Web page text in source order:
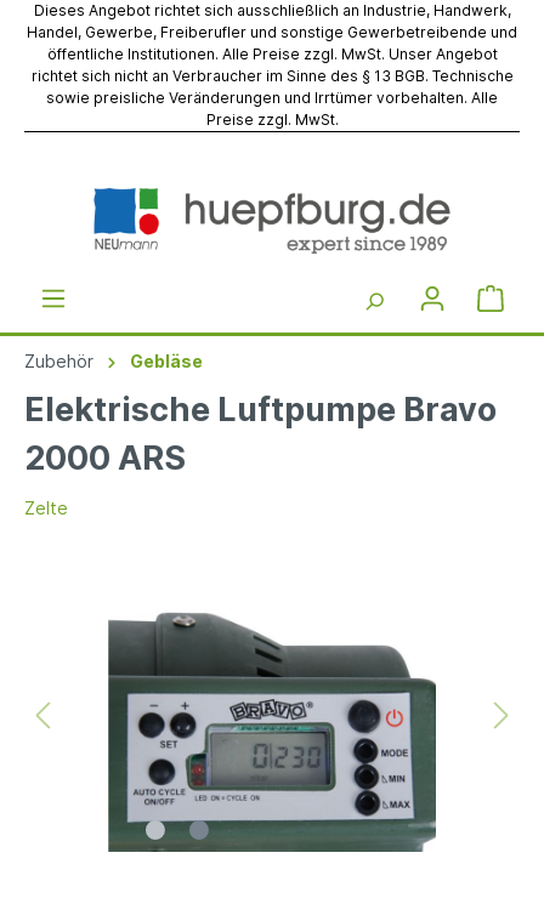
Dieses Angebot richtet sich ausschließlich an Industrie, Handwerk,
Handel, Gewerbe, Freiberufler und sonstige Gewerbetreibende und
öffentliche Institutionen. Alle Preise zzgl. MwSt. Unser Angebot
richtet sich nicht an Verbraucher im Sinne des § 13 BGB. Technische
sowie preisliche Veränderungen und Irrtümer vorbehalten. Alle
Preise zzgl. MwSt.
Zubehör Gebläse
Elektrische Luftpumpe Bravo
2000 ARS
Zelte